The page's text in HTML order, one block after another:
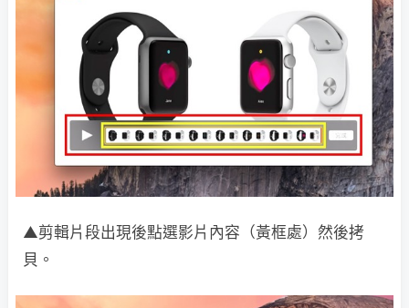
▲剪輯片段出現後點選影片內容（黃框處）然後拷
貝。